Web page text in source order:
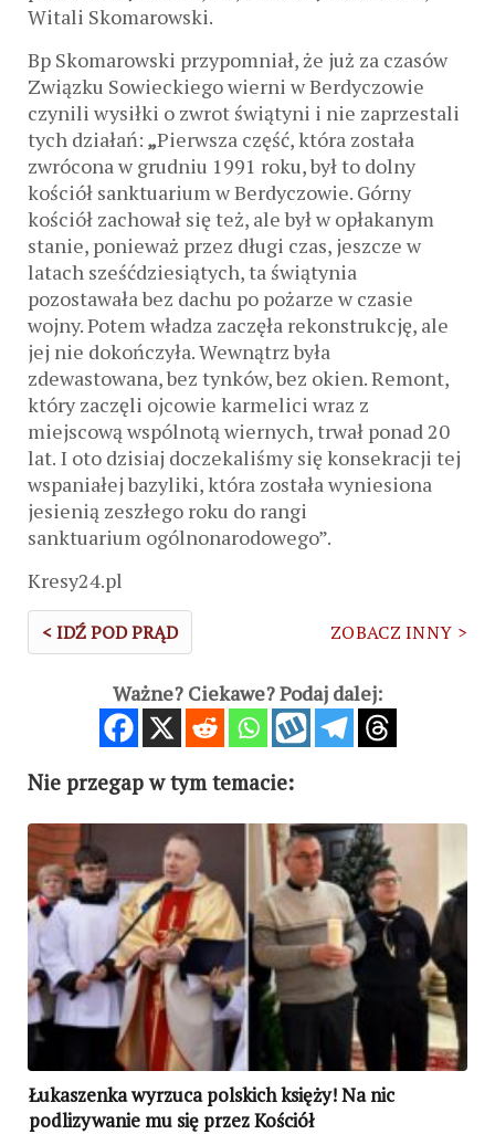
Witali Skomarowski.
Bp Skomarowski przypomniał, że już za czasów
Związku Sowieckiego wierni w Berdyczowie
czynili wysiłki o zwrot świątyni i nie zaprzestali
tych działań: „Pierwsza część, która została
zwrócona w grudniu 1991 roku, był to dolny
kościół sanktuarium w Berdyczowie. Górny
kościół zachował się też, ale był w opłakanym
stanie, ponieważ przez długi czas, jeszcze w
latach sześćdziesiątych, ta świątynia
pozostawała bez dachu po pożarze w czasie
wojny. Potem władza zaczęła rekonstrukcję, ale
jej nie dokończyła. Wewnątrz była
zdewastowana, bez tynków, bez okien. Remont,
który zaczęli ojcowie karmelici wraz z
miejscową wspólnotą wiernych, trwał ponad 20
lat. I oto dzisiaj doczekaliśmy się konsekracji tej
wspaniałej bazyliki, która została wyniesiona
jesienią zeszłego roku do rangi
sanktuarium ogólnonarodowego”.
Kresy24.pl
< IDŹ POD PRĄD ZOBACZ INNY >
Ważne? Ciekawe? Podaj dalej:
Nie przegap w tym temacie:
Łukaszenka wyrzuca polskich księży! Na nic
podlizywanie mu się przez Kościół